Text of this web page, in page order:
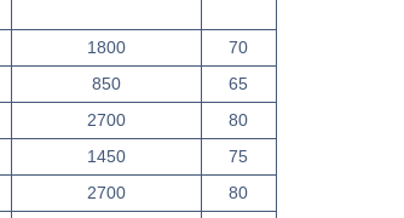
1800
70
850
65
2700
80
1450
75
2700
80